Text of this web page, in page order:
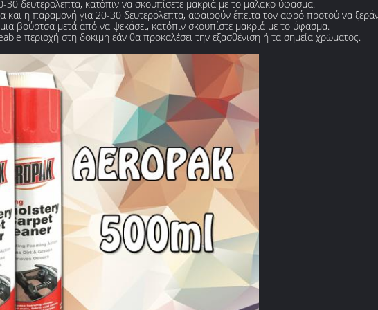
30 δευτερόλεπτα, κατόπιν να σκουπίσετε μακριά με το μαλακό ύφασμα.
η παραμονή για 20-30 δευτερόλεπτα, αφαιρούν έπειτα τον αφρό προτού να
βούρτσα μετά από να ψεκάσει, κατόπιν σκουπίστε μακριά με το ύφασμα.
περιοχή στη δοκιμή εάν θα προκαλέσει την εξασθένιση ή τα σημεία χρώματος.